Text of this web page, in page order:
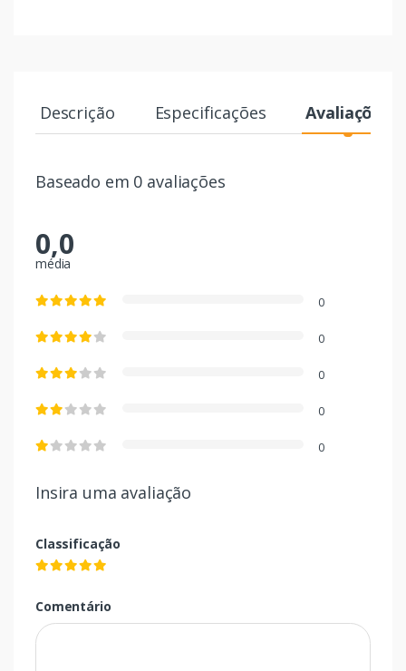
Descrição Especificações Avaliações
Baseado em 0 avaliações
0,0
média
0
0
0
0
0
Insira uma avaliação
Classificação
Comentário